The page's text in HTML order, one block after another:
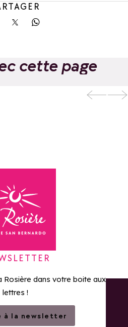
sur Facebook
Partager sur X
Partager sur
cette page
Retour à la page d'accueil
Rosière dans votre boite aux
lettres !
à la newsletter